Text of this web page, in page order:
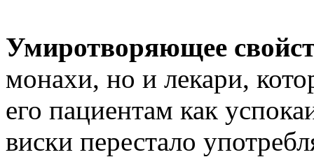
Умиротворяющее
монахи, но и лекари,
его пациентам как
виски перестало